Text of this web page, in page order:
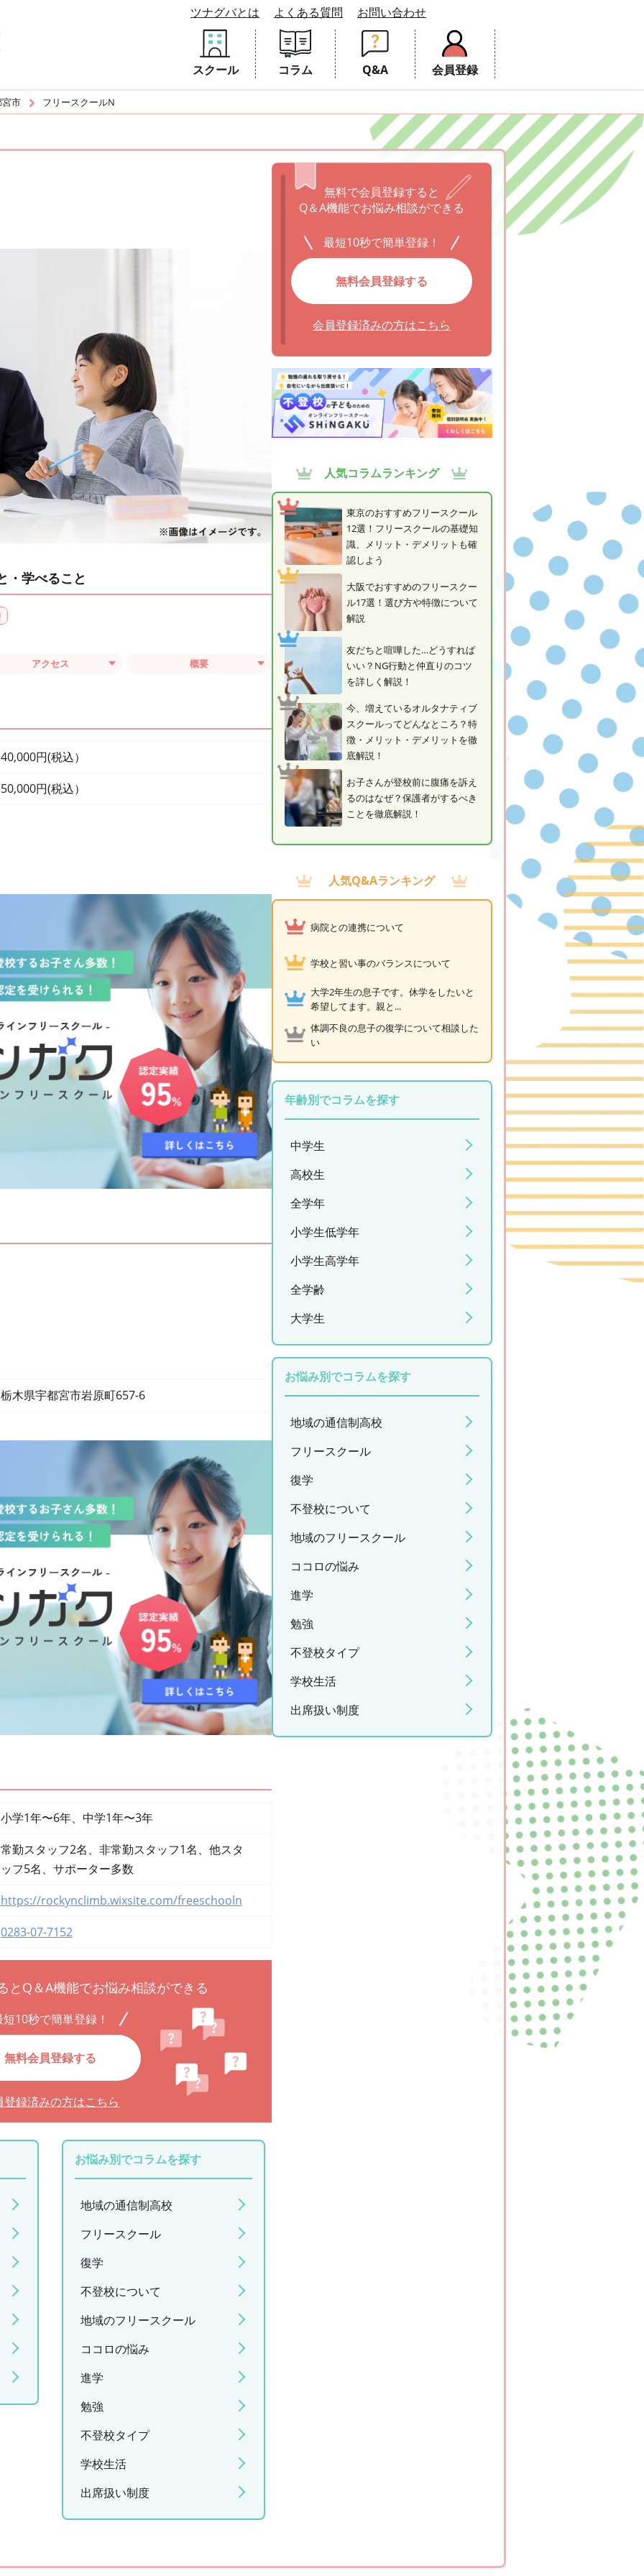
ツナグバとは よくある質問 お問い合わせ
スクール コラム Q&A 会員登録
市 フリースクールN
・学べること
アクセス 概要
40,000円(税込）
50,000円(税込）
栃木県宇都宮市岩原町657-6
小学1年〜6年、中学1年〜3年
常勤スタッフ2名、非常勤スタッフ1名、他スタ
ッフ5名、サポーター多数
https://rockynclimb.wixsite.com/freeschooln
0283-07-7152
とQ＆A機能でお悩み相談ができる
短10秒で簡単登録！
無料会員登録する
登録済みの方はこちら
お悩み別でコラムを探す
地域の通信制高校
フリースクール
復学
不登校について
地域のフリースクール
ココロの悩み
進学
勉強
不登校タイプ
学校生活
出席扱い制度
無料で会員登録すると
Q＆A機能でお悩み相談ができる
最短10秒で簡単登録！
無料会員登録する
会員登録済みの方はこちら
人気コラムランキング
東京のおすすめフリースクール
12選！フリースクールの基礎知
識、メリット・デメリットも確
認しよう
大阪でおすすめのフリースクー
ル17選！選び方や特徴について
解説
友だちと喧嘩した…どうすれば
いい？NG行動と仲直りのコツ
を詳しく解説！
今、増えているオルタナティブ
スクールってどんなところ？特
徴・メリット・デメリットを徹
底解説！
お子さんが登校前に腹痛を訴え
るのはなぜ？保護者がするべき
ことを徹底解説！
人気Q&Aランキング
病院との連携について
学校と習い事のバランスについて
大学2年生の息子です。休学をしたいと
希望してます。親と...
体調不良の息子の復学について相談した
い
年齢別でコラムを探す
中学生
高校生
全学年
小学生低学年
小学生高学年
全学齢
大学生
お悩み別でコラムを探す
地域の通信制高校
フリースクール
復学
不登校について
地域のフリースクール
ココロの悩み
進学
勉強
不登校タイプ
学校生活
出席扱い制度